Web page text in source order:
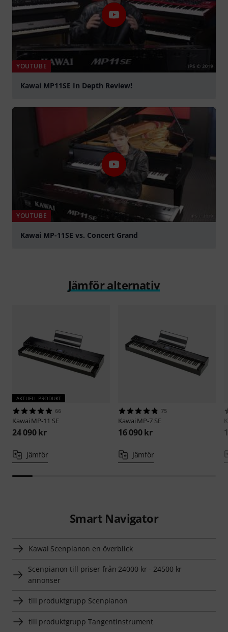
YOUTUBE
Kawai MP11SE In Depth Review!
YOUTUBE
Kawai MP-11SE vs. Concert Grand
Jämför alternativ
AKTUELL PRODUKT
66
Kawai MP-11 SE
24 090 kr
Jämför
75
Kawai MP-7 SE
16 090 kr
Jämför
Smart Navigator
Kawai Scenpianon en överblick
Scenpianon till priser från 24000 kr - 24500 kr
annonser
till produktgrupp Scenpianon
till produktgrupp Tangentinstrument